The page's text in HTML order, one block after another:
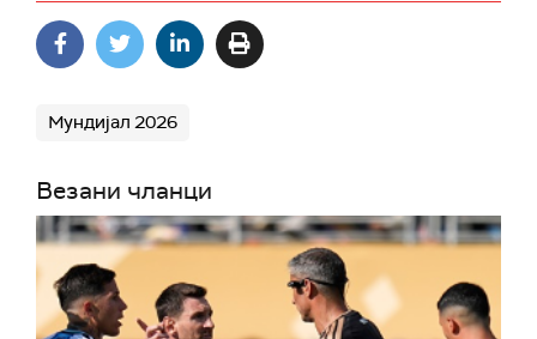
Мундијал 2026
Везани чланци